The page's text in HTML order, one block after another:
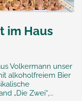
im Haus
Volkermann unser
alkoholfreiem Bier
„Die Zwei“,...